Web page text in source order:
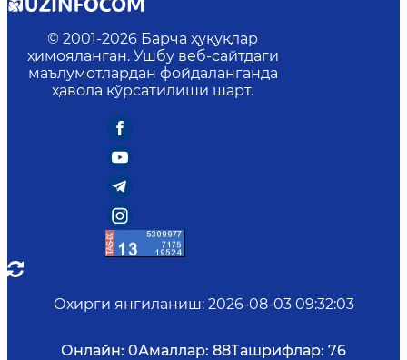
© 2001-2026 Барча ҳуқуқлар
ҳимояланган. Ушбу веб-сайтдаги
маълумотлардан фойдаланганда
ҳавола кўрсатилиши шарт.
Охирги янгиланиш: 2026-08-03 09:32:03
Онлайн: 0Амаллар: 88Ташрифлар: 76